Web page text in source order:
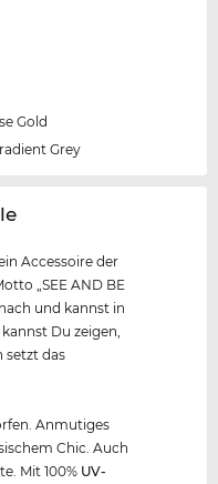
Gold
Grey
Accessoire der
„SEE AND BE
und kannst in
kannst Du zeigen,
setzt das
Anmutiges
Chic. Auch
Mit 100% UV-